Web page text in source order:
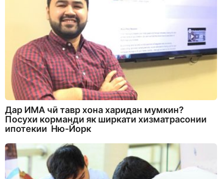
Дар ИМА чӣ тавр хона харидан мумкин?
Посухи корманди як ширкати хизматрасонии
ипотекии Ню-Йорк